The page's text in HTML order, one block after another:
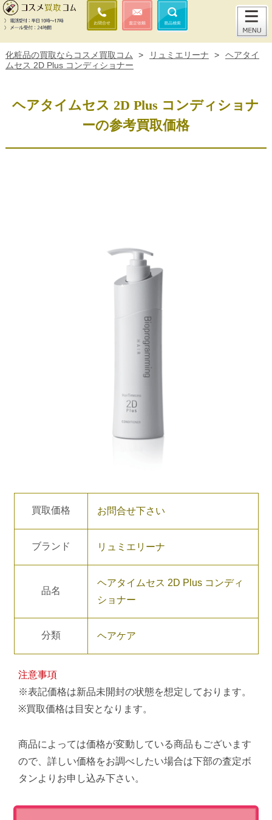
化粧品の買取ならコスメ買取コム > リュミエリーナ >
ヘアタイ
ムセス 2D Plus コンディショナー
ヘアタイムセス 2D Plus コンディショナ
ーの参考買取価格
買取価格 お問合せ下さい
ブランド リュミエリーナ
品名
ヘアタイムセス 2D Plus コンディ
ショナー
分類 ヘアケア
注意事項
※表記価格は新品未開封の状態を想定しております。
※買取価格は目安となります。
商品によっては価格が変動している商品もございます
ので、詳しい価格をお調べしたい場合は下部の査定ボ
タンよりお申し込み下さい。